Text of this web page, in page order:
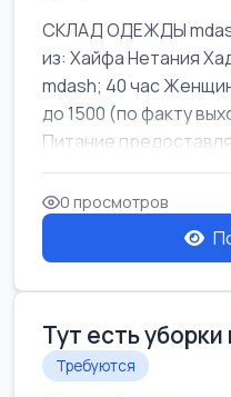
СКЛАД ОДЕЖДЫ
из: Хайфа Нетания
mdash; 40 час
до 1500 (по факту
Питание
0 просмотров
Тут есть уборки
Требуются